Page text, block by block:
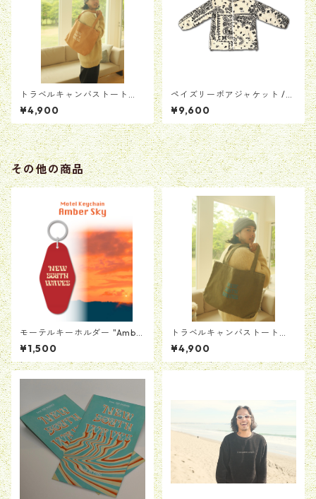
トラベルキャンバストート
【キャメル】
¥4,900
ペイズリーボアジャケット /
ホワイト
¥9,600
その他の商品
モーテルキーホルダー "Ambe
r Sky"
¥1,500
トラベルキャンバストート
【カーキ】
¥4,900